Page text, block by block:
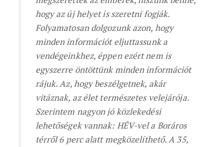
hogy az új helyet is szeretni fogják.
Folyamatosan dolgozunk azon, hogy
minden információt eljuttassunk a
vendégeinkhez, éppen ezért nem is
egyszerre öntöttünk minden információt
rájuk. Az, hogy beszélgetnek, akár
vitáznak, az élet természetes velejárója.
Szerintem nagyon jó közlekedési
lehetőségek vannak: HÉV-vel a Boráros
térről 6 perc alatt megközelíthető. A 35,